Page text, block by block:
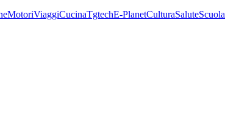
MotoriViaggiCucinaTgtechE-PlanetCulturaSaluteScuola